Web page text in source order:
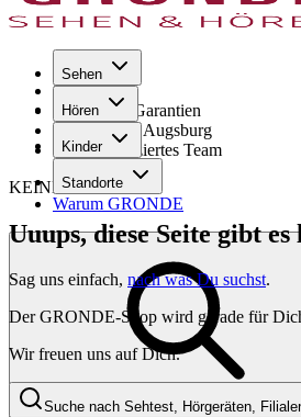
Sehen
Hören
Kinder
Standorte
Warum GRONDE
Seit 1971
GRONDE Garantien
8× im Raum Augsburg
Hochqualifiziertes Team
KEINE SORGE!
Uuups, diese Seite gibt
Sag uns einfach, nach was Du suchst.
Der GRONDE-Shop wird gerade für
Wir freuen uns auf Dich.
Suche nach Sehtest, Hörgeräten,